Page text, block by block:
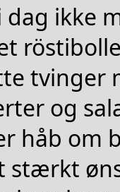
ikke
tvinger
og
håb om
stærkt